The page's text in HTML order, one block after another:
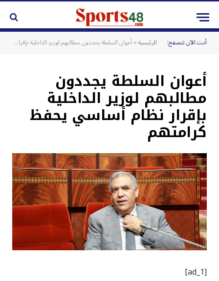
أنت الآن تتصفح: الرئيسية» أعوان السلطة يجددون مطالبهم لوزير الداخلية بإقرار نظام أساسي يحفظ كرامتهم
أعوان السلطة يجددون
مطالبهم لوزير الداخلية
بإقرار نظام أساسي يحفظ
كرامتهم
[ad_1]